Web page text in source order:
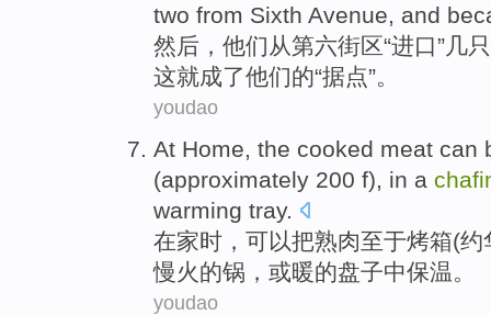
two from Sixth Avenue, and
然后 ， 他们 从第六街区“进口”几
这就成了他们的“据点”。
youdao
At Home, the cooked meat can
(approximately 200 f), in a
warming tray.
在家时， 可以把熟肉至于烤箱(约
慢火的锅 ，或暖的盘子中保温。
youdao